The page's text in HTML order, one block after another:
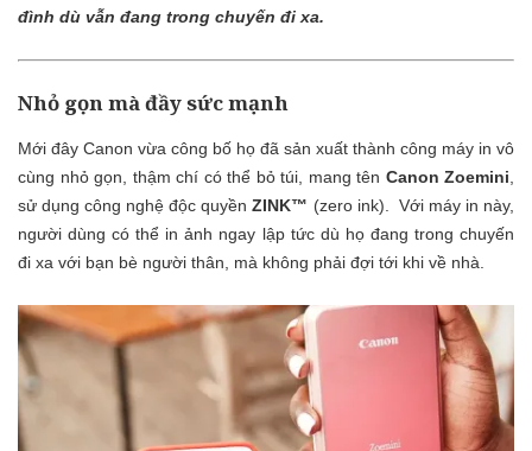
đình dù vẫn đang trong chuyến đi xa.
Nhỏ gọn mà đầy sức mạnh
Mới đây Canon vừa công bố họ đã sản xuất thành công máy in vô
cùng nhỏ gọn, thậm chí có thể bỏ túi, mang tên Canon Zoemini
sử dụng công nghệ độc quyềnZINK™ (zero ink). Với máy in này,
người dùng có thể in ảnh ngay lập tức dù họ đang trong chuyến
đi xa với bạn bè người thân, mà không phải đợi tới khi về nhà.